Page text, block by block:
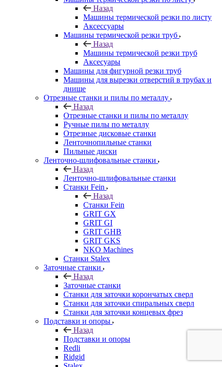
Назад
Машины термической резки по листу
Аксессуары
Машины термической резки труб
Назад
Машины термической резки труб
Аксесуары
Машины для фигурной резки труб
Машины для вырезки отверстий в трубах и
днище
Отрезные станки и пилы по металлу
Назад
Отрезные станки и пилы по металлу
Ручные пилы по металлу
Отрезные дисковые станки
Ленточнопильные станки
Пильные диски
Ленточно-шлифовальные станки
Назад
Ленточно-шлифовальные станки
Станки Fein
Назад
Станки Fein
GRIT GX
GRIT GI
GRIT GHB
GRIT GKS
NKO Machines
Станки Stalex
Заточные станки
Назад
Заточные станки
Станки для заточки корончатых сверл
Станки для заточки спиральных сверл
Станки для заточки концевых фрез
Подставки и опоры
Назад
Подставки и опоры
Redli
Ridgid